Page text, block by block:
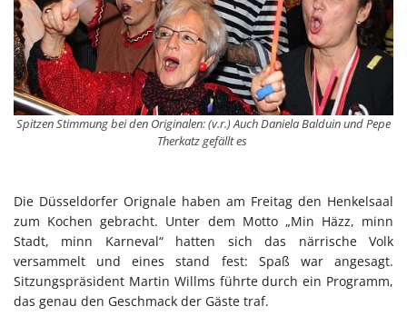
Spitzen Stimmung bei den Originalen: (v.r.) Auch Daniela Balduin und Pepe
Therkatz gefällt es
Die Düsseldorfer Orignale haben am Freitag den Henkelsaal
zum Kochen gebracht. Unter dem Motto „Min Häzz, minn
Stadt, minn Karneval“ hatten sich das närrische Volk
versammelt und eines stand fest: Spaß war angesagt.
Sitzungspräsident Martin Willms führte durch ein Programm,
das genau den Geschmack der Gäste traf.